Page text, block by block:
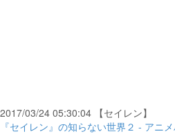
2017/03/24 05:30:04 【セイレン】
『セイレン』の知らない世界２ - アニ